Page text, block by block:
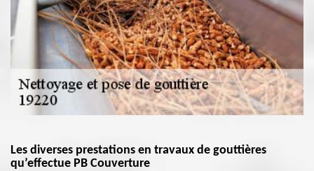
Les diverses prestations en travaux de gouttières
qu’effectue PB Couverture